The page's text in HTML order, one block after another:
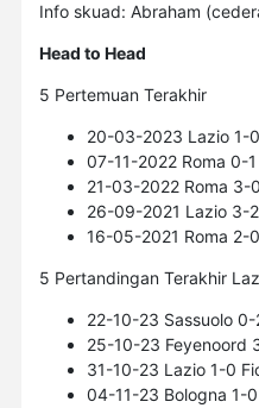
Info skuad: Abraham
Head to Head
5 Pertemuan Terakhir
20-03-2023 Lazio 1-
07-11-2022 Roma 0-
21-03-2022 Roma 3-
26-09-2021 Lazio 3-
16-05-2021 Roma 2-
5 Pertandingan Terakhir
22-10-23 Sassuolo 0-
25-10-23 Feyenoord
31-10-23 Lazio 1-0
04-11-23 Bologna 1-